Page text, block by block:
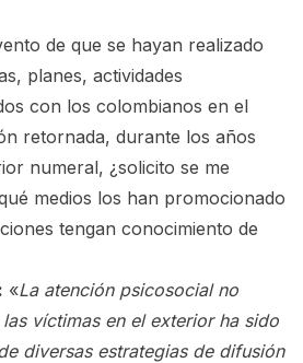
de que se hayan realizado
planes, actividades
con los colombianos en el
retornada, durante los años
numeral, ¿solicito se me
medios los han promocionado
tengan conocimiento de
«La atención psicosocial no
víctimas en el exterior ha sido
diversas estrategias de difusión